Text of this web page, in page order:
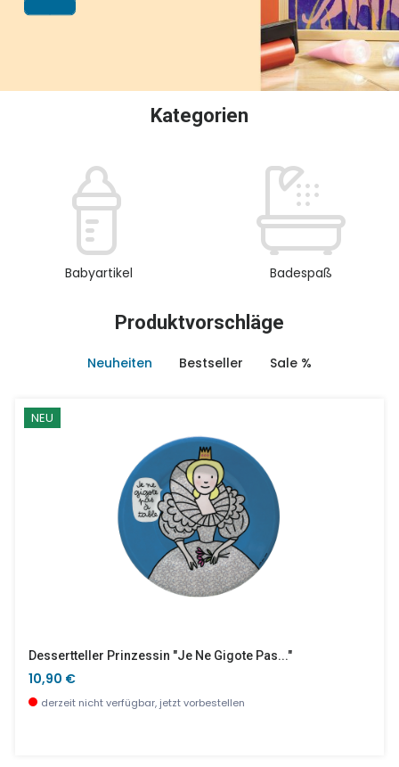
Kategorien
Babyartikel Badespaß
Produktvorschläge
Neuheiten Bestseller Sale %
NEU
Dessertteller Prinzessin "Je Ne Gigote Pas..."
10,90 €
derzeit nicht verfügbar, jetzt vorbestellen